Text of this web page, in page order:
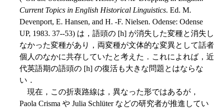
Current Topics in English Historical Linguistics. Ed. M.
Devenport, E. Hansen, and H. -F. Nielsen. Odense: Odense
UP, 1983. 37--53) は，語頭の [h] が消失した変種と消失し
なかった変種があり，両変種が文体的な変異として話者
個人のなかに共存していたと考えた．これによれば，近
代英語期の語頭の [h] の復活も大きな問題とはならな
い．
現在，この折衷路線は，異なった形ではあるが，
Paola Crisma や Julia Schlüter などの研究者が推進してい